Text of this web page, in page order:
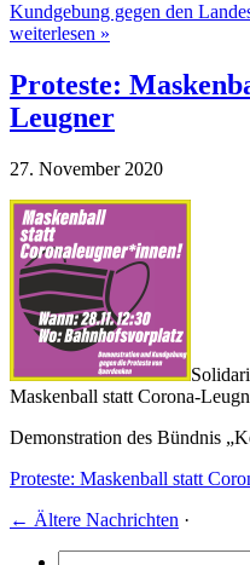
Kundgebung gegen den
weiterlesen »
Proteste:
Leugner
27. November 2020
Maskenball statt Corona-
Demonstration des Bündnis
Proteste: Maskenball statt
← Ältere Nachrichten ·